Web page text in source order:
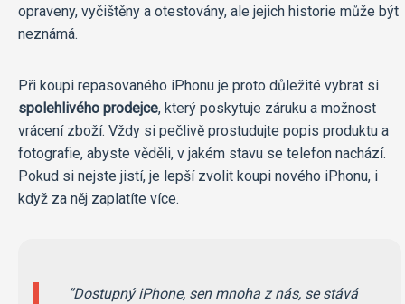
opraveny, vyčištěny a otestovány, ale jejich historie může být
neznámá.
Při koupi repasovaného iPhonu je proto důležité vybrat si
spolehlivého prodejce, který poskytuje záruku a možnost
vrácení zboží. Vždy si pečlivě prostudujte popis produktu a
fotografie, abyste věděli, v jakém stavu se telefon nachází.
Pokud si nejste jistí, je lepší zvolit koupi nového iPhonu, i
když za něj zaplatíte více.
Dostupný iPhone, sen mnoha z nás, se stává